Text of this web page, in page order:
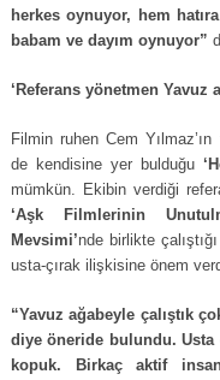
herkes oynuyor, hem
babam ve dayım oynuyor”
‘Referans yönetmen Yavuz
Filmin ruhen Cem
de kendisine yer bulduğu
mümkün. Ekibin verdiği
‘Aşk Filmlerinin
Mevsimi’nde birlikte
usta-çırak ilişkisine önem
“Yavuz ağabeyle çalıştık
diye öneride bulundu. Usta
kopuk. Birkaç aktif